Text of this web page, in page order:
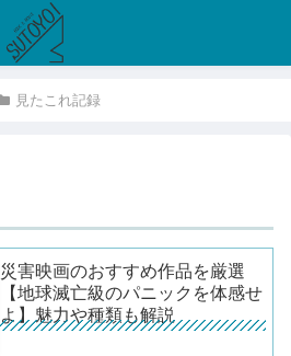
見たこれ記録
災害映画のおすすめ作品を厳選
【地球滅亡級のパニックを体感せ
よ】魅力や種類も解説